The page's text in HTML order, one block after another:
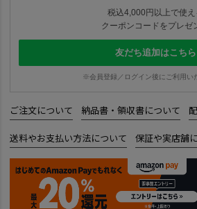
税込4,000円以上で使え
クーポンコードをプレゼ
友だち追加はこちら
※会員登録／ログイン後にご利用い
ご注文について 納品書・領収書について
送料やお支払い方法について 保証や実店舗